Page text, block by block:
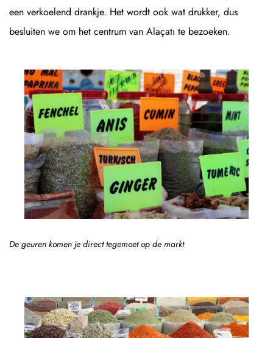
een verkoelend drankje. Het wordt ook wat drukker, dus
besluiten we om het centrum van Alaçatı te bezoeken.
De geuren komen je direct tegemoet op de markt